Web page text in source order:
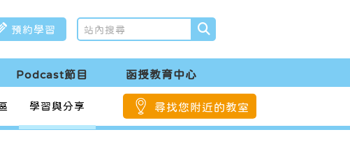
預約學習
Podcast節目 函授教育中心
學習與分享 尋找您附近的教室